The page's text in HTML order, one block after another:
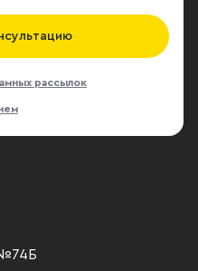
рассылок